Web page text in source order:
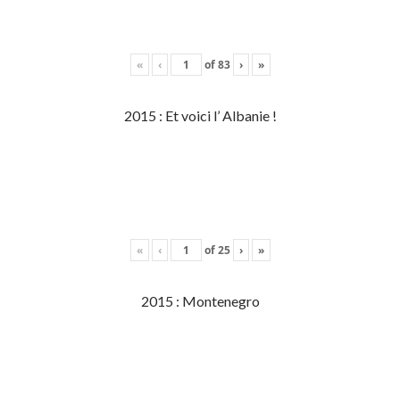
« ‹ of83 › »
2015 : Et voici l’ Albanie !
« ‹ of25 › »
2015 : Montenegro